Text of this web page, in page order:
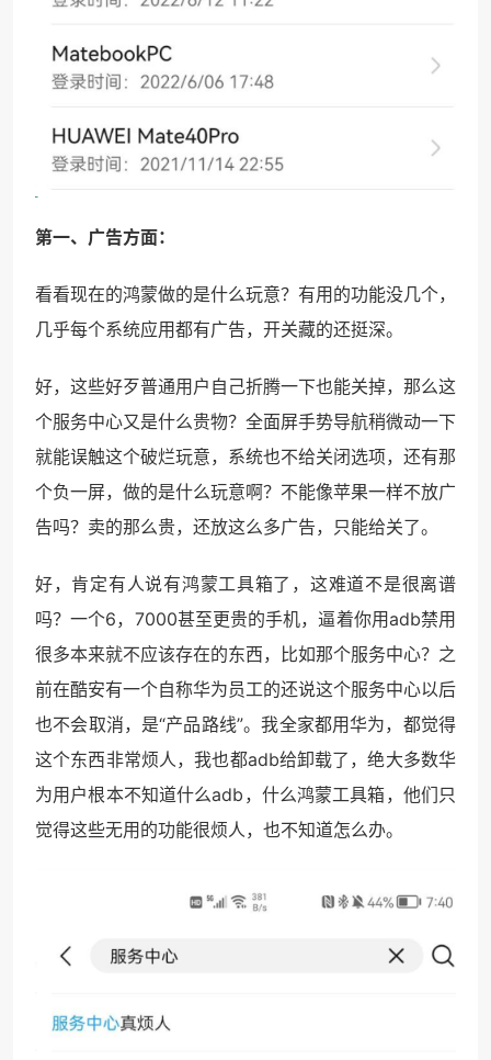
第一、广告方面：
看看现在的鸿蒙做的是什么玩意？有用的功能没几个，
几乎每个系统应用都有广告，开关藏的还挺深。
好，这些好歹普通用户自己折腾一下也能关掉，那么这
个服务中心又是什么贵物？全面屏手势导航稍微动一下
就能误触这个破烂玩意，系统也不给关闭选项，还有那
个负一屏，做的是什么玩意啊？不能像苹果一样不放广
告吗？卖的那么贵，还放这么多广告，只能给关了。
好，肯定有人说有鸿蒙工具箱了，这难道不是很离谱
吗？一个6，7000甚至更贵的手机，逼着你用adb禁用
很多本来就不应该存在的东西，比如那个服务中心？之
前在酷安有一个自称华为员工的还说这个服务中心以后
也不会取消，是“产品路线”。我全家都用华为，都觉得
这个东西非常烦人，我也都adb给卸载了，绝大多数华
为用户根本不知道什么adb，什么鸿蒙工具箱，他们只
觉得这些无用的功能很烦人，也不知道怎么办。